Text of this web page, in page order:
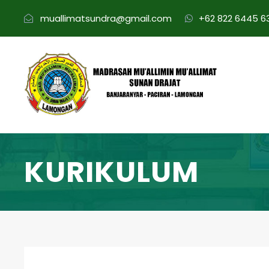
muallimatsundra@gmail.com +62 822 6445
KURIKULUM